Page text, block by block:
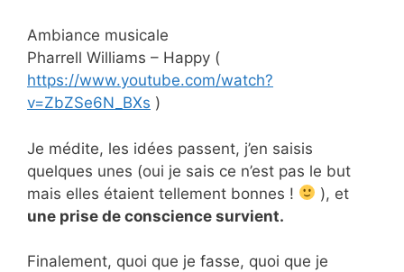
Ambiance musicale
Pharrell Williams – Happy (
https://www.youtube.com/watch?
v=ZbZSe6N_BXs )
Je médite, les idées passent, j’en saisis
quelques unes (oui je sais ce n’est pas le but
mais elles étaient tellement bonnes !
), et
une prise de conscience survient.
Finalement, quoi que je fasse, quoi que je